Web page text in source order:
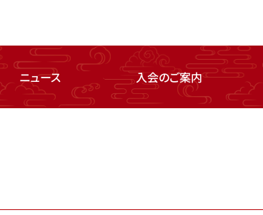
ニュース 入会のご案内